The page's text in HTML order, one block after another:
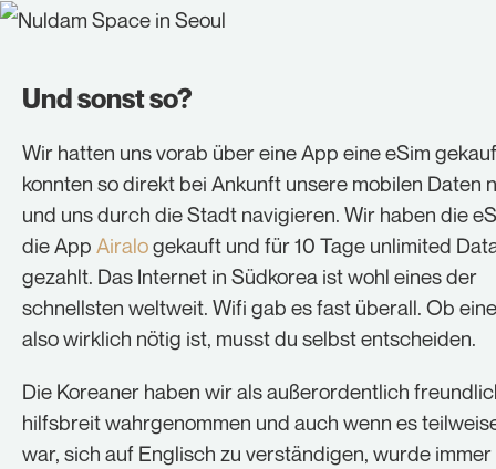
Und sonst so?
Wir hatten uns vorab über eine App eine eSim
konnten so direkt bei Ankunft unsere mobilen Daten
und uns durch die Stadt navigieren. Wir haben die
die App Airalogekauft und für 10 Tage unlimited
gezahlt. Das Internet in Südkorea ist wohl eines der
schnellsten weltweit. Wifi gab es fast überall. Ob
also wirklich nötig ist, musst du selbst entscheiden.
Die Koreaner haben wir als außerordentlich
hilfsbreit wahrgenommen und auch wenn es
war, sich auf Englisch zu verständigen, wurde immer